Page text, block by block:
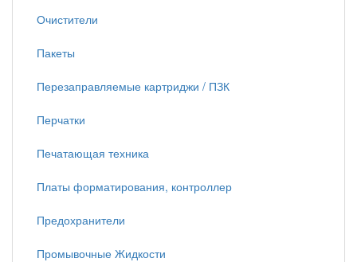
Очистители
Пакеты
Перезаправляемые картриджи / ПЗК
Перчатки
Печатающая техника
Платы форматирования, контроллер
Предохранители
Промывочные Жидкости